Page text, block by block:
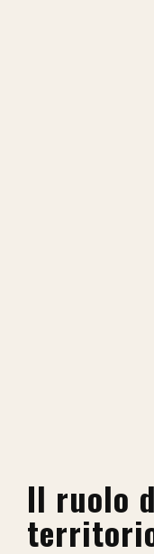
Il ruolo